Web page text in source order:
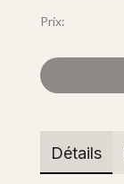
Prix:
Détails